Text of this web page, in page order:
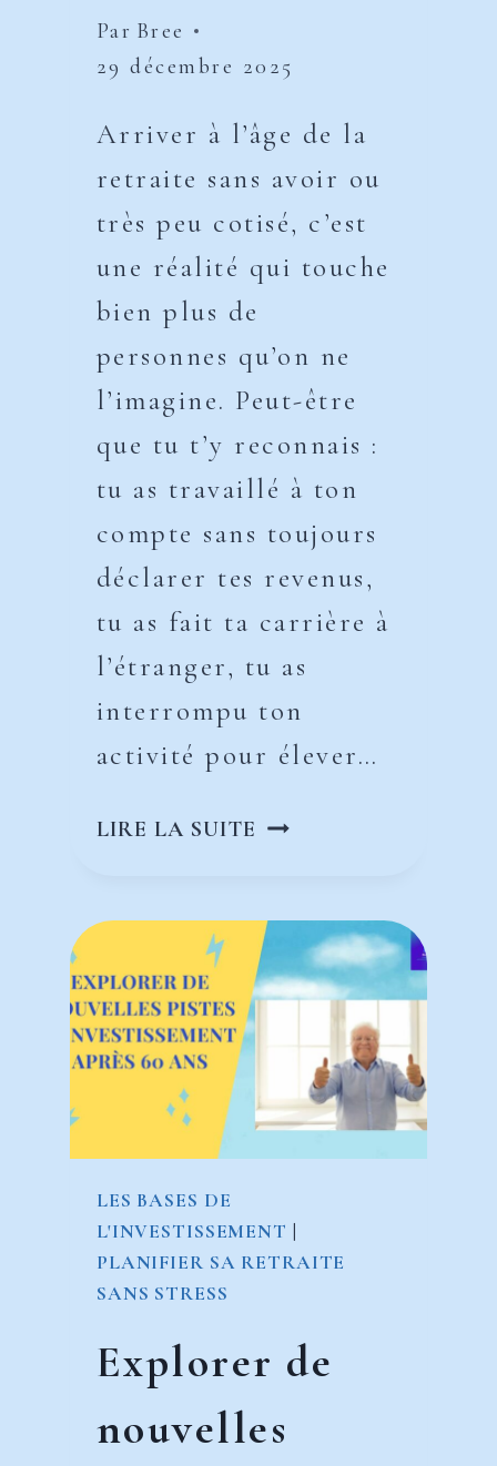
Par Bree
29 décembre 2025
Arriver à l’âge de la
retraite sans avoir ou
très peu cotisé, c’est
une réalité qui touche
bien plus de
personnes qu’on ne
l’imagine. Peut-être
que tu t’y reconnais :
tu as travaillé à ton
compte sans toujours
déclarer tes revenus,
tu as fait ta carrière à
l’étranger, tu as
interrompu ton
activité pour élever…
LIRE LA SUITE COMMENT
LA
RETRAITE
QUAND
ON
JAMAIS
LES BASES DE
L'INVESTISSEMENT
PLANIFIER SA RETRAITE
SANS STRESS
Explorer de
nouvelles